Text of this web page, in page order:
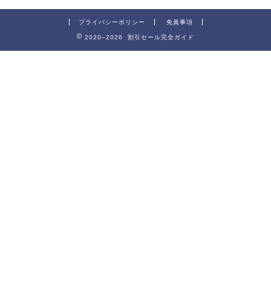
プライバシーポリシー 免責事項
2020–2026 割引セール完全ガイド